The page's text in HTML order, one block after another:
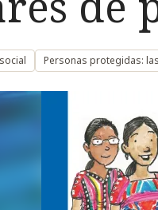
Personas protegidas: